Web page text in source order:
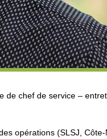
de chef de service –
opérations (SLSJ,